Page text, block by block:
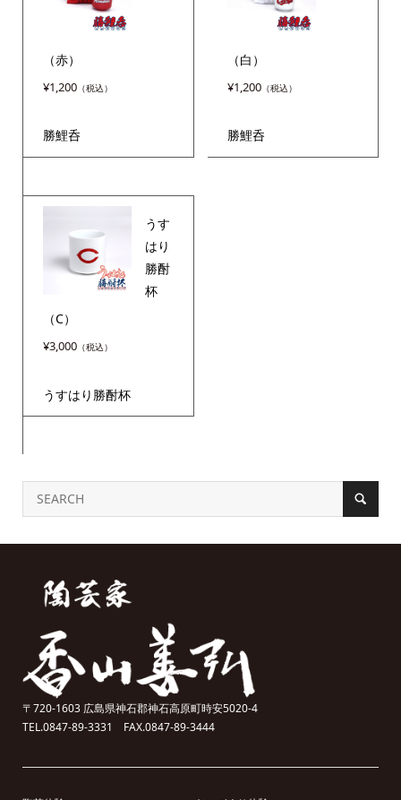
（赤）
¥1,200
勝鯉呑
（白）
¥1,200
勝鯉呑
うす
はり
勝酎
杯
（C）
¥3,000
うすはり勝酎杯
〒720-1603 広島県神石郡神石高原町時安5020-4
TEL.0847-89-3331 FAX.0847-89-3444